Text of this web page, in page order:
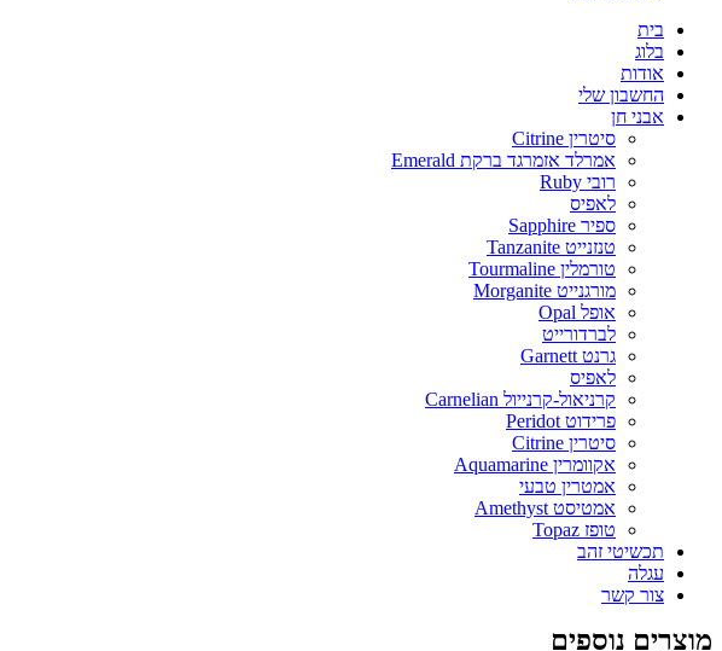
Menu
בית
בלוג
אודות
החשבון שלי
אבני חן
סיטרין Citrine
אמרלד אזמרגד ברקת Emerald
רובי Ruby
לאפיס
ספיר Sapphire
טנזנייט Tanzanite
טורמלין Tourmaline
מורגנייט Morganite
אופל Opal
לברדורייט
גרנט Garnett
לאפיס
קרניאול-קרנייול Carnelian
פרידוט Peridot
סיטרין Citrine
אקוומרין Aquamarine
אמטרין טבעי
אמטיסט Amethyst
טופז Topaz
תכשיטי זהב
עגלה
צור קשר
מוצרים נוספים